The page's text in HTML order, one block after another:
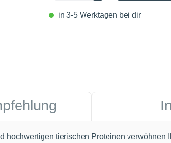
in 3-5 Werktagen bei dir
tierischen Proteinen verwöhnen